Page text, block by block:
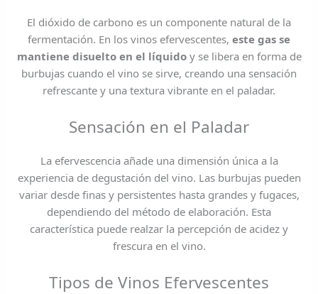
El dióxido de carbono es un componente natural de la
fermentación. En los vinos efervescentes, este gas se
mantiene disuelto en el líquidoy se libera en forma de
burbujas cuando el vino se sirve, creando una sensación
refrescante y una textura vibrante en el paladar.
Sensación en el Paladar
La efervescencia añade una dimensión única a la
experiencia de degustación del vino. Las burbujas pueden
variar desde finas y persistentes hasta grandes y fugaces,
dependiendo del método de elaboración. Esta
característica puede realzar la percepción de acidez y
frescura en el vino.
Tipos de Vinos Efervescentes